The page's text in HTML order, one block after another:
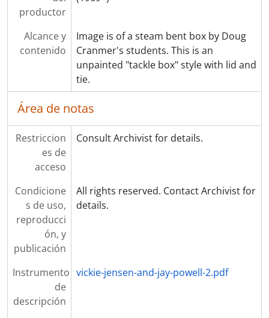
productor
Alcance y
contenido
Image is of a steam bent box by Doug
Cranmer's students. This is an
unpainted "tackle box" style with lid and
tie.
Área de notas
Restriccion
es de
acceso
Consult Archivist for details.
Condicione
s de uso,
reproducci
ón, y
publicación
All rights reserved. Contact Archivist for
details.
Instrumento
de
descripción
vickie-jensen-and-jay-powell-2.pdf